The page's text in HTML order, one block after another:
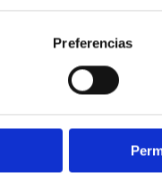
Preferencias